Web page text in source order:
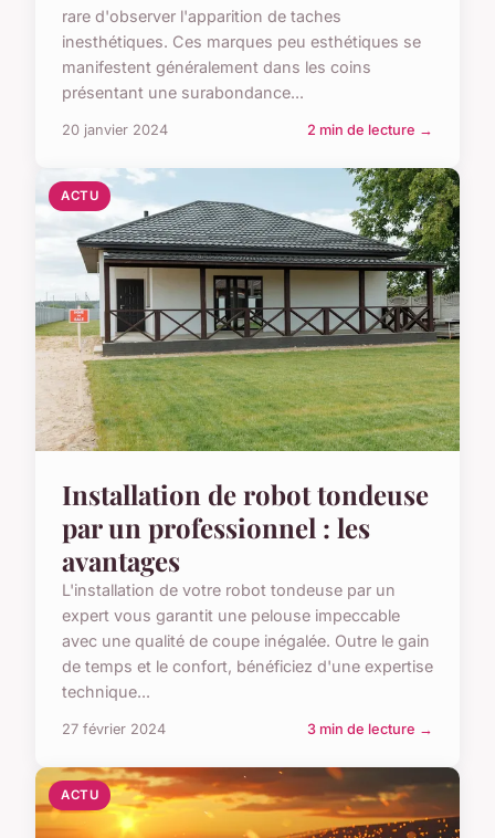
rare d'observer l'apparition de taches
inesthétiques. Ces marques peu esthétiques se
manifestent généralement dans les coins
présentant une surabondance...
20 janvier 2024 2 min de lecture →
ACTU
Installation de robot tondeuse
par un professionnel : les
avantages
L'installation de votre robot tondeuse par un
expert vous garantit une pelouse impeccable
avec une qualité de coupe inégalée. Outre le gain
de temps et le confort, bénéficiez d'une expertise
technique...
27 février 2024 3 min de lecture →
ACTU